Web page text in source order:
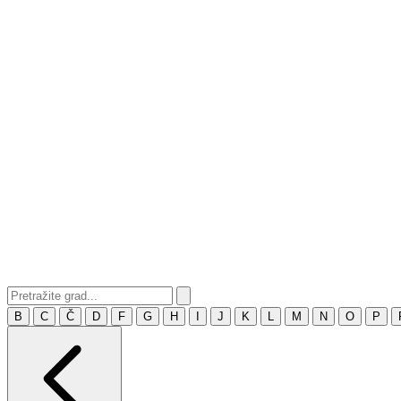
B C Č D F G H J K M N O P